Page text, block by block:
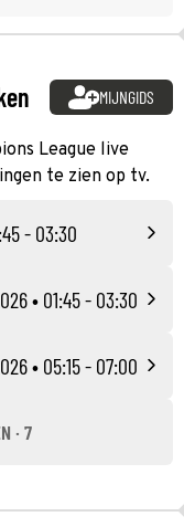
MIJNGIDS
League live
te zien op tv.
- 03:30
• 01:45 - 03:30
• 05:15 - 07:00
· 7